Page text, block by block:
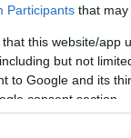
Participants that may
that this website/app
but not
to Google and its
consent section.
Gianluigi
di Milano alle
di